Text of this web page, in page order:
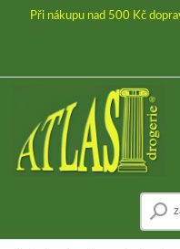
Při nákupu nad 500 Kč